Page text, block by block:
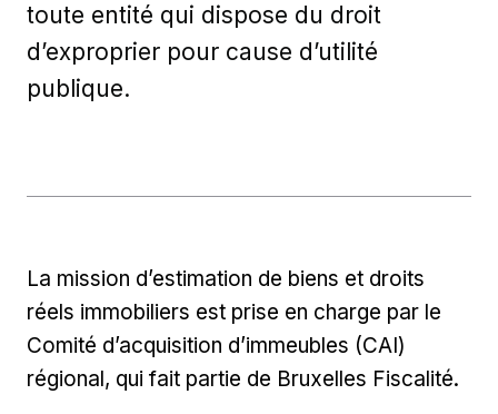
toute entité qui dispose du droit
d’exproprier pour cause d’utilité
publique.
La mission d’estimation de biens et droits
réels immobiliers est prise en charge par le
Comité d’acquisition d’immeubles (CAI)
régional, qui fait partie de Bruxelles Fiscalité.